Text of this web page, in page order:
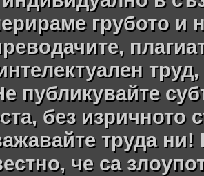
грубото и
публикувайте
без изричното
труда ни!
че са